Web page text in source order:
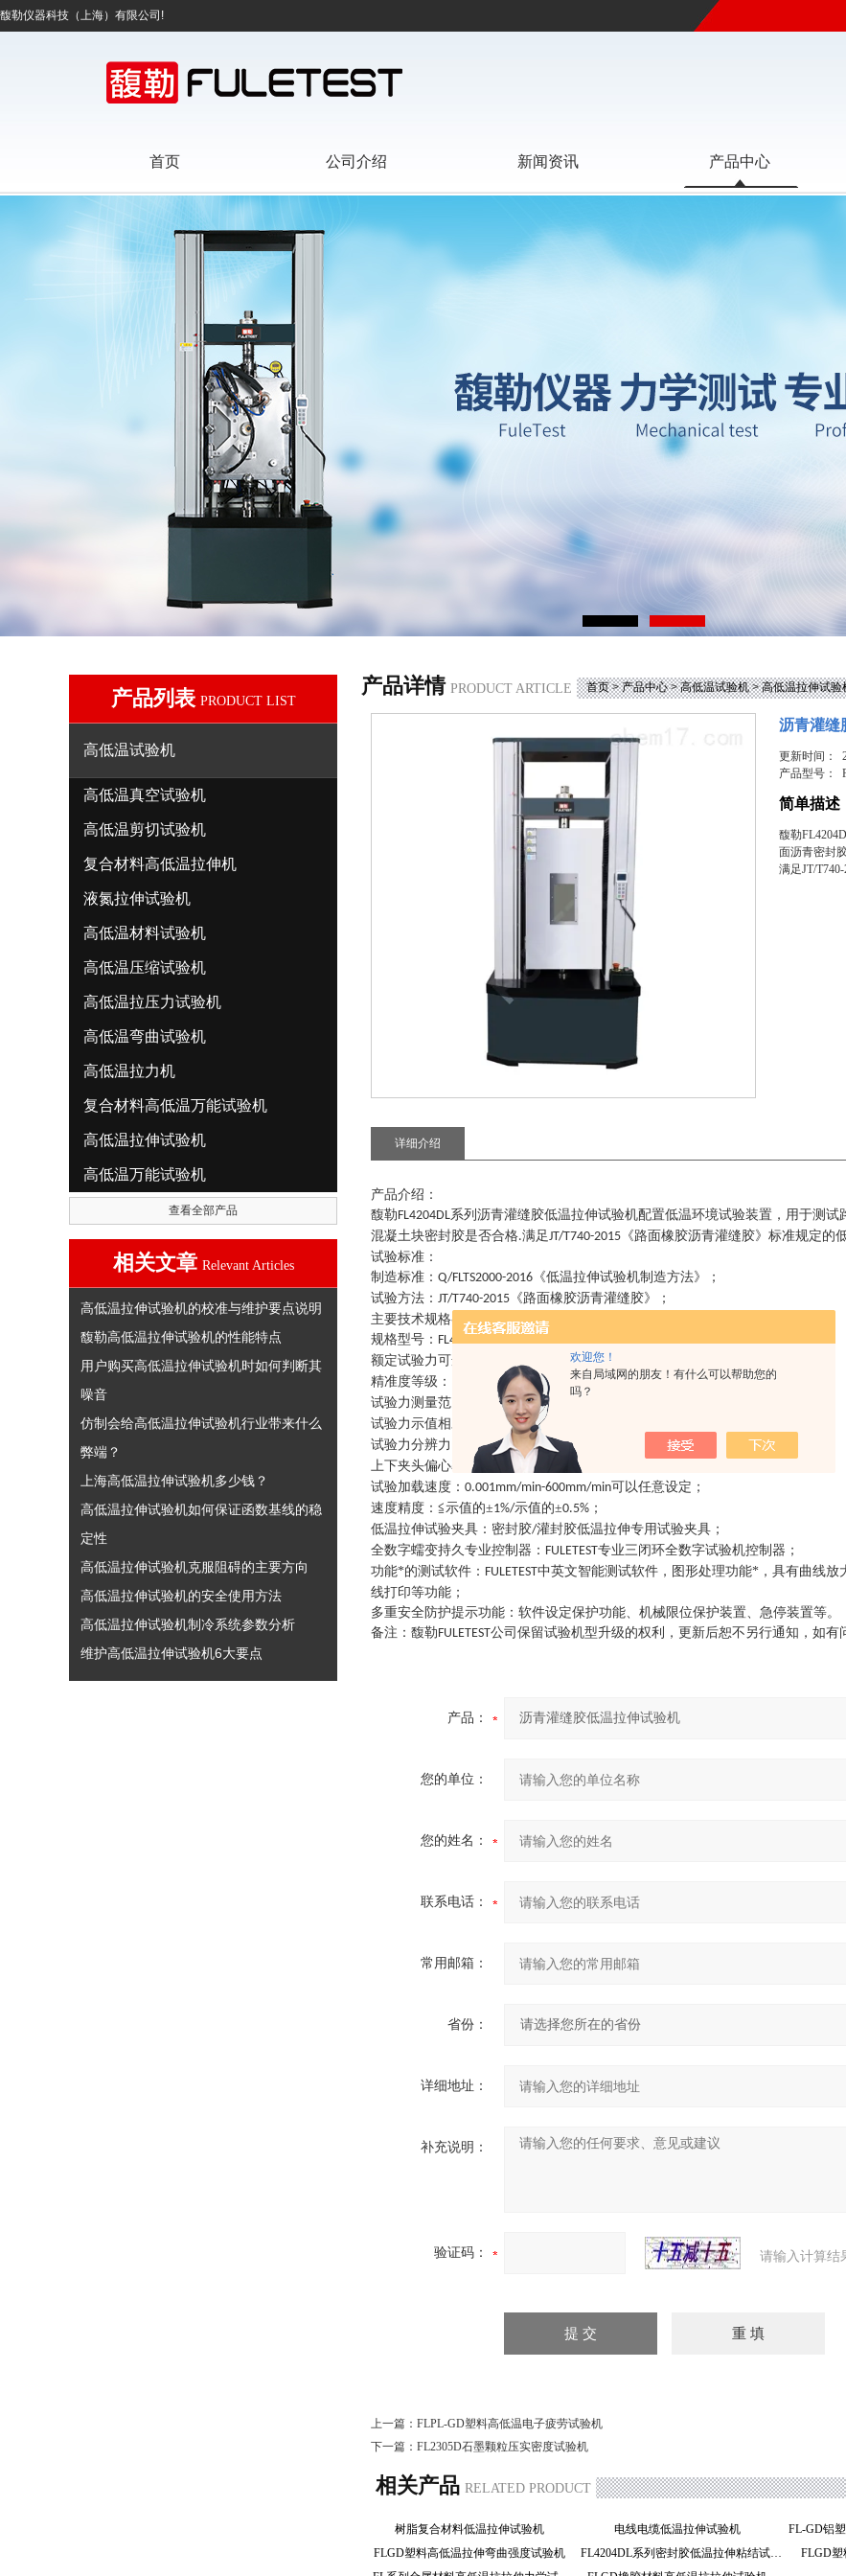
欢迎您！
来自局域网的朋友！有什么可以帮助您的
吗？
馥勒仪器科技（上海）有限公司!
首页 公司介绍 新闻资讯 产品中心
产品列表 PRODUCT LIST
高低温试验机
高低温真空试验机
高低温剪切试验机
复合材料高低温拉伸机
液氮拉伸试验机
高低温材料试验机
高低温压缩试验机
高低温拉压力试验机
高低温弯曲试验机
高低温拉力机
复合材料高低温万能试验机
高低温拉伸试验机
高低温万能试验机
查看全部产品
相关文章 Relevant Articles
高低温拉伸试验机的校准与维护要点说明
馥勒高低温拉伸试验机的性能特点
用户购买高低温拉伸试验机时如何判断其
噪音
仿制会给高低温拉伸试验机行业带来什么
弊端？
上海高低温拉伸试验机多少钱？
高低温拉伸试验机如何保证函数基线的稳
定性
高低温拉伸试验机克服阻碍的主要方向
高低温拉伸试验机的安全使用方法
高低温拉伸试验机制冷系统参数分析
维护高低温拉伸试验机6大要点
产品详情 PRODUCT ARTICLE 首页>产品中心>高低温试验机>高低温拉伸试验
沥青灌缝
更新时间：
产品型号：
简单描述
馥勒
面沥青密封
满足JT/
详细介绍
产品介绍：
馥勒FL4204DL系列 沥青灌缝胶低温拉伸试验机配置低温环境试验装置 ， 用于测试
混凝土块密封胶是否合格.满足JT/T740-2015 《路面橡胶沥青灌缝胶》标准规定的
试验标准：
制造标准 ： Q/FLTS2000-2016 《低温拉伸试验机制造方法》
；
试验方法 ： JT/T740-2015 《路面橡胶沥青灌缝胶》
；
主要技术规格参数 ：
规格型号 ： FL4204DL
额定试验力可选
精准度等级 ： 级 ；
试验力测量范围
0.2%-100%FS
试验力示值相对误差
≦示值的±
试验力分辨力
试验力的1/350000FS
上下夹头偏心率
：
；
试验加载速度 ： 0.001mm/min-600mm/min可以任意设定 ；
速度精度 ： ≦示值的±1%/示值的±0.5% ；
低温拉伸试验夹具 ： 密封胶/灌封胶低温拉伸专用试验夹具 ；
全数字蠕变持久专业控制器 ： FULETEST专业三闭环全数字试验机控制器 ；
功能*的测试软件 ： FULETEST中英文智能测试软件，图形处理功能*，具有曲线
线打印等功能 ；
多重安全防护提示功能 ： 软件设定保护功能、机械限位保护装置、急停装置等。
备注：馥勒FULETEST公司保留试验机型升级的权利，更新后恕不另行通知，如有
产品：
您的单位：
您的姓名：
联系电话：
常用邮箱：
省份：
详细地址：
补充说明：
验证码： 请输入计算结
上一篇： FLPL-GD塑料高低温电子疲劳试验机
下一篇： FL2305D石墨颗粒压实密度试验机
相关产品 RELATED PRODUCT
树脂复合材料低温拉伸试验机 电线电缆低温拉伸试验机
FLGD塑料高低温拉伸弯曲强度试验机
FL4204DL系列密封胶低温拉伸粘结试验机 FLGD